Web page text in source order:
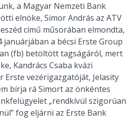
a Magyar Nemzeti Bank
elnöke, Simor András az ATV
című műsorában elmondta,
a bécsi Erste Group
(fb) betöltött tagságáról, mert
Kandrács Csaba kvázi
Erste vezérigazgatóját, Jelasity
bírja rá Simort az önkéntes
„rendkívül szigorúan
fog eljárni az Erste Bank